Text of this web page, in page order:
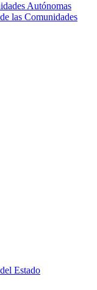
Autónomas
las Comunidades
Estado